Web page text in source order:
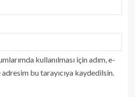
kullanılması için adım, e-
bu tarayıcıya kaydedilsin.